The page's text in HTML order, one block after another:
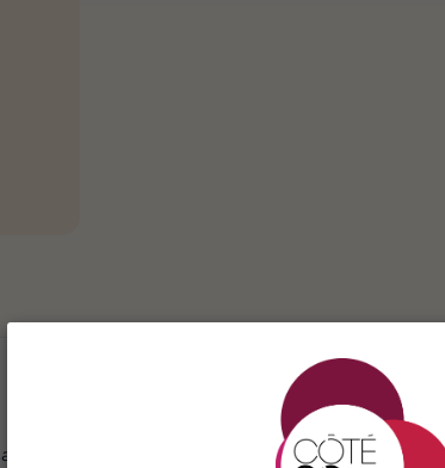
“dit de Turckheim” le Grand Cru Wineck-